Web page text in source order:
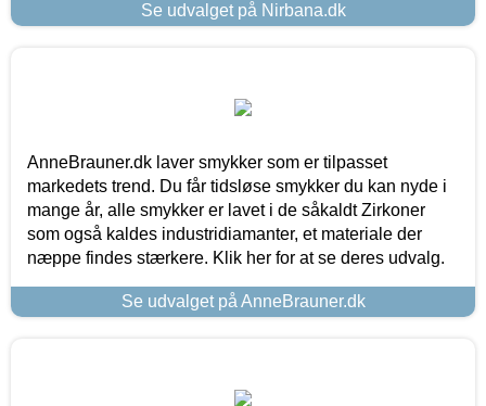
Se udvalget på Nirbana.dk
AnneBrauner.dk laver smykker som er tilpasset
markedets trend. Du får tidsløse smykker du kan nyde i
mange år, alle smykker er lavet i de såkaldt Zirkoner
som også kaldes industridiamanter, et materiale der
næppe findes stærkere. Klik her for at se deres udvalg.
Se udvalget på AnneBrauner.dk